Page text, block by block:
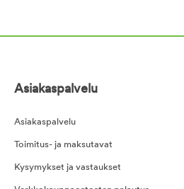
Asiakaspalvelu
Asiakaspalvelu
Toimitus- ja maksutavat
Kysymykset ja vastaukset